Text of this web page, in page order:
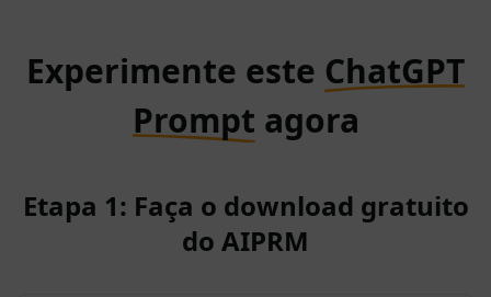
Experimente este ChatGPT
Prompt agora
Etapa 1: Faça o download gratuito
do AIPRM